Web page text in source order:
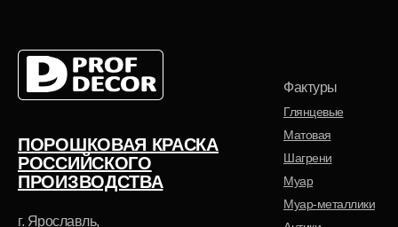
Полиуретановая
ПОРОШКОВАЯ КРАСКА
РОССИЙСКОГО
ПРОИЗВОДСТВА
Фактуры
Глянцевые
Матовая
Муар
Шагрени
Муар-металлики
г. Ярославль,